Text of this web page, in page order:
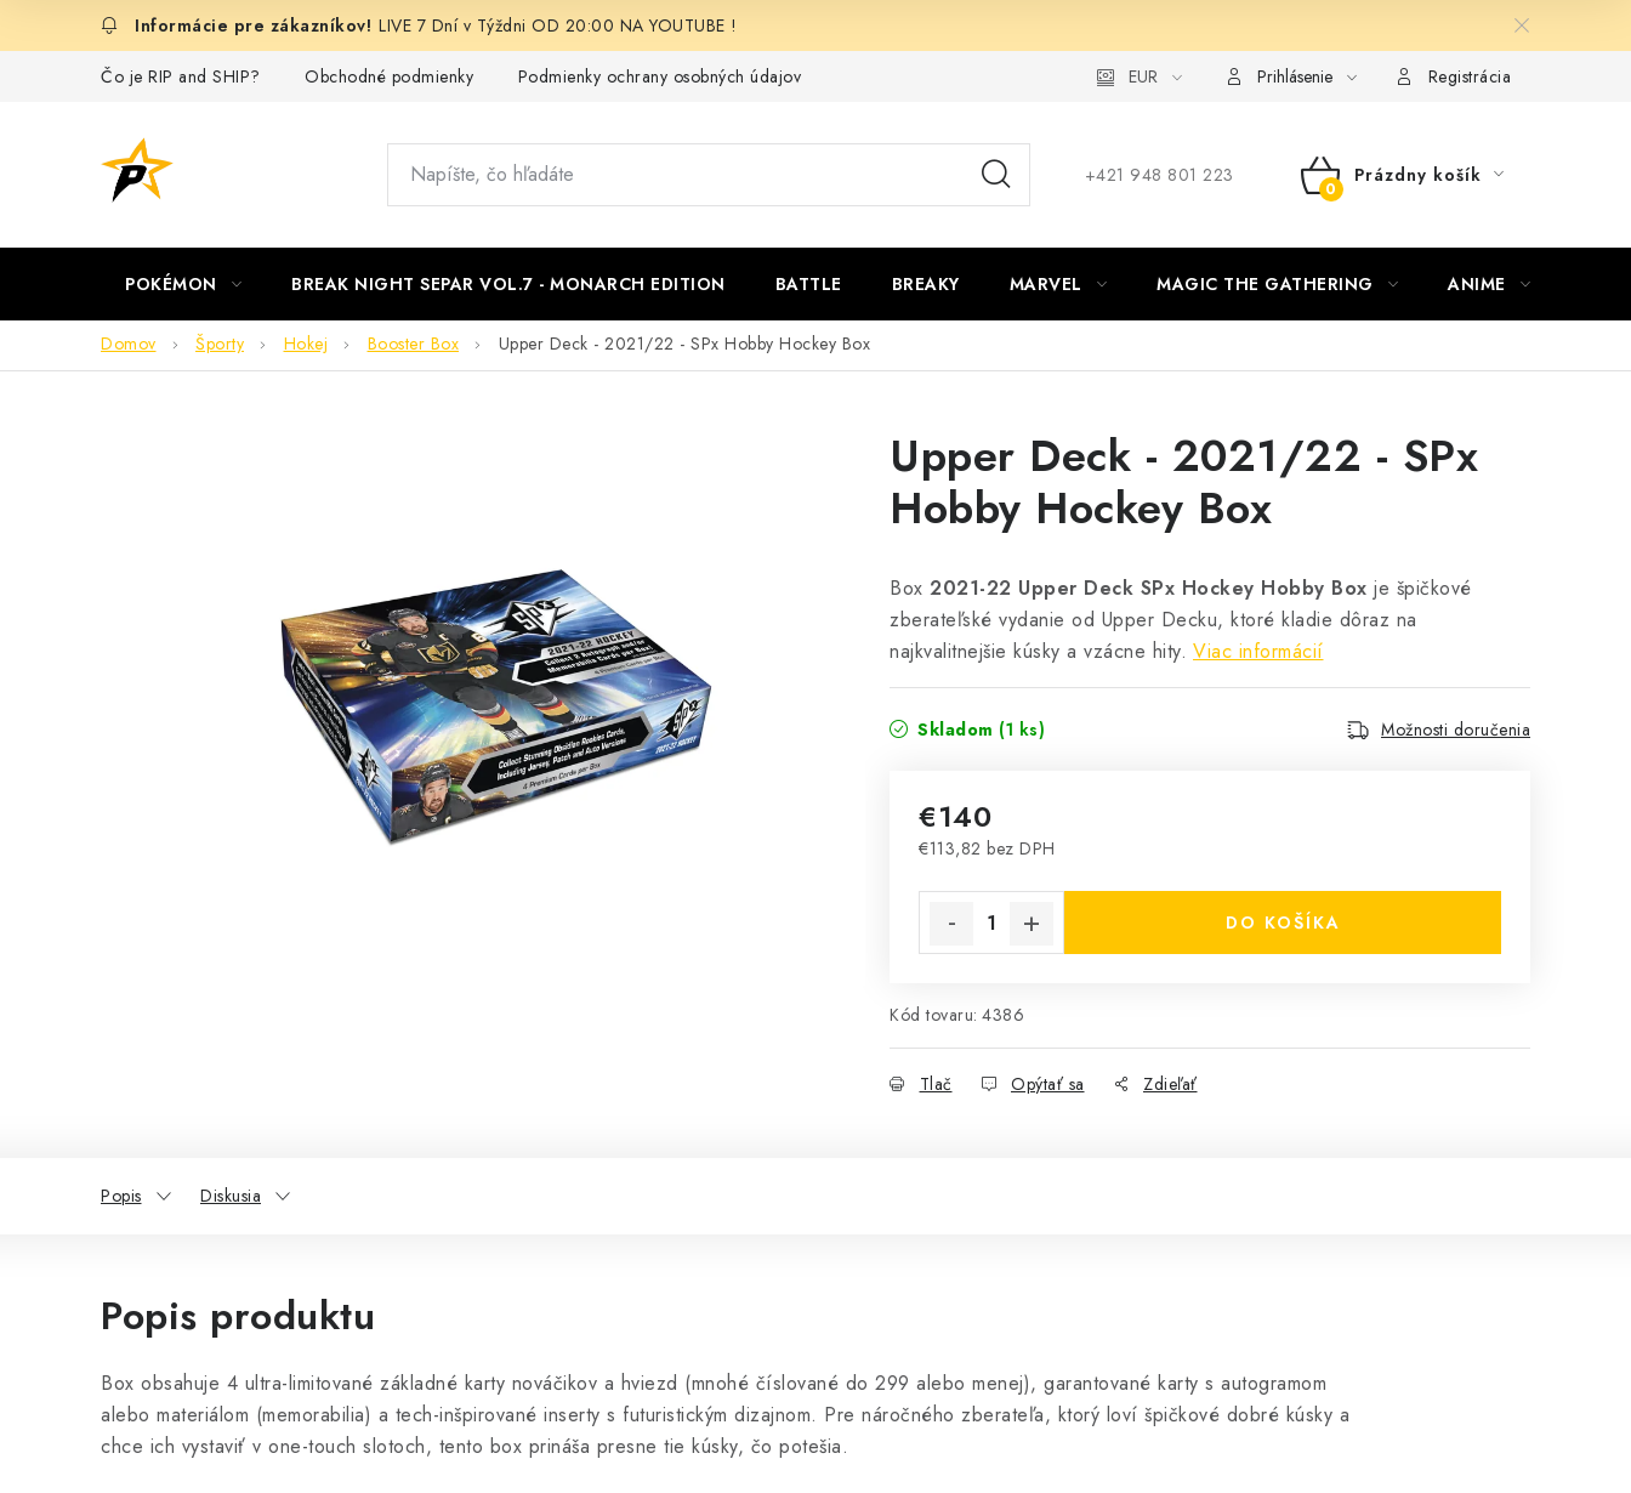
LIVE 7 Dní v Týždni OD 20:00 NA YOUTUBE !
Čo je RIP and SHIP? Obchodné podmienky Podmienky ochrany osobných údajov Odstúpenie od zmluvy formou elektronického formulára
EUR Prihlásenie Registrácia
‪+421 948 801 223
NÁKUPNÝ
Prázdny košík
POKÉMON BREAK NIGHT SEPAR VOL.7 - MONARCH EDITION BATTLE BREAKY MARVEL MAGIC THE GATHERING ANIME
Domov Športy Hokej Booster Box Upper Deck - 2021/22 - SPx Hobby Hockey Box
Upper Deck - 2021/22 - SPx
Hobby Hockey Box
Box 2021-22 Upper Deck SPx Hockey Hobby Box je špičkové
zberateľské vydanie od Upper Decku, ktoré kladie dôraz na
najkvalitnejšie kúsky a vzácne hity. Viac informácií
Skladom (1 ks) Možnosti doručenia
€140
€113,82 bez DPH
DO KOŠÍKA
Kód tovaru: 4386
Tlač Opýtať sa Zdieľať
Popis Diskusia
Popis produktu
Box obsahuje 4 ultra-limitované základné karty nováčikov a hviezd (mnohé číslované do 299 alebo menej), garantované karty s autogramom
alebo materiálom (memorabilia) a tech-inšpirované inserty s futuristickým dizajnom. Pre náročného zberateľa, ktorý loví špičkové dobré kúsky a
chce ich vystaviť v one-touch slotoch, tento box prináša presne tie kúsky, čo potešia.